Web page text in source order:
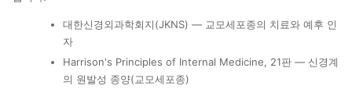
대한신경외과학회지(JKNS) — 교모세포종의 치료와 예후 인
자
Harrison's Principles of Internal Medicine, 21판 — 신경계
의 원발성 종양(교모세포종)